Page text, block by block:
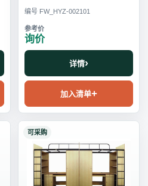
编号 FW_HYZ-002101
询价
详情
加入清单
可采购